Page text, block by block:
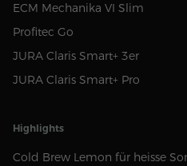
ECM Mechanika VI Slim
Profitec Go
JURA Claris Smart+ 3er
JURA Claris Smart+ Pro
Highlights
Cold Brew Lemon für heisse